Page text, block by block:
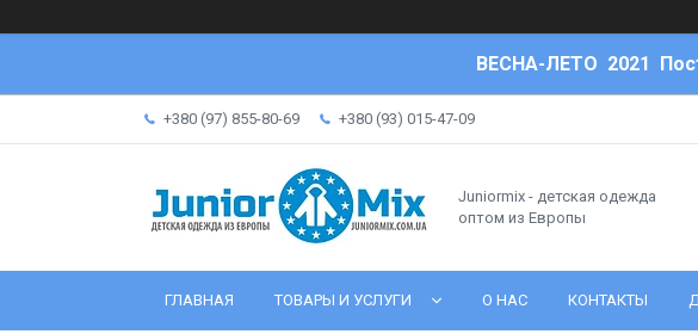
ВЕСНА-ЛЕТО 2021
+380 (97) 855-80-69 +380 (93) 015-47-09
Juniormix - детская одежда
оптом из Европы
ГЛАВНАЯ ТОВАРЫ И УСЛУГИ О НАС КОНТАКТЫ